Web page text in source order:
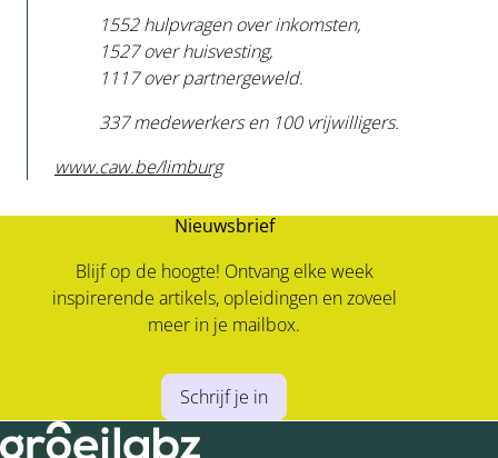
1552 hulpvragen over inkomsten,
1527 over huisvesting,
1117 over partnergeweld.
337 medewerkers en 100 vrijwilligers.
www.caw.be/limburg
Nieuwsbrief
Blijf op de hoogte! Ontvang elke week
inspirerende artikels, opleidingen en zoveel
meer in je mailbox.
Schrijf je in